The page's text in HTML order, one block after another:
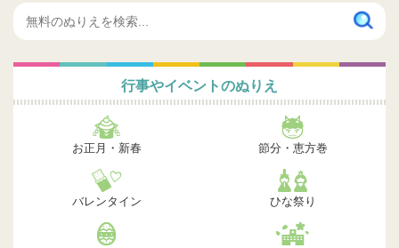
行事やイベントのぬりえ
お正月・新春 節分・恵方巻
バレンタイン ひな祭り